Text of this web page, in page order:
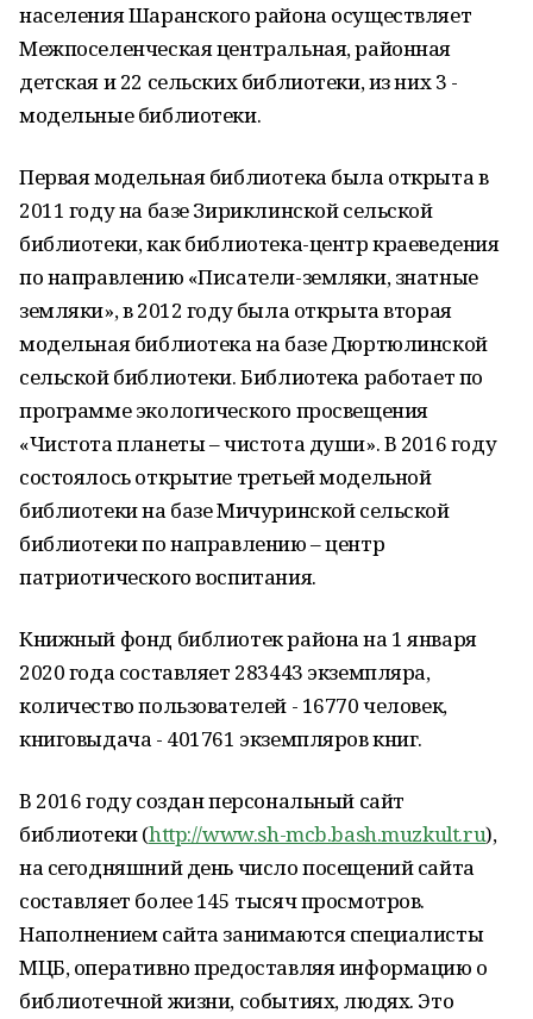
населения Шаранского района осуществляет
Межпоселенческая центральная, районная
детская и 22 сельских библиотеки, из них 3 -
модельные библиотеки.
Первая модельная библиотека была открыта в
2011 году на базе Зириклинской сельской
библиотеки, как библиотека-центр краеведения
по направлению «Писатели-земляки, знатные
земляки», в 2012 году была открыта вторая
модельная библиотека на базе Дюртюлинской
сельской библиотеки. Библиотека работает по
программе экологического просвещения
«Чистота планеты – чистота души». В 2016 году
состоялось открытие третьей модельной
библиотеки на базе Мичуринской сельской
библиотеки по направлению – центр
патриотического воспитания.
Книжный фонд библиотек района на 1 января
2020 года составляет 283443 экземпляра,
количество пользователей - 16770 человек,
книговыдача - 401761 экземпляров книг.
В 2016 году создан персональный сайт
библиотеки (http://www.sh-mcb.bash.muzkult.ru),
на сегодняшний день число посещений сайта
составляет более 145 тысяч просмотров.
Наполнением сайта занимаются специалисты
МЦБ, оперативно предоставляя информацию о
библиотечной жизни, событиях, людях. Это